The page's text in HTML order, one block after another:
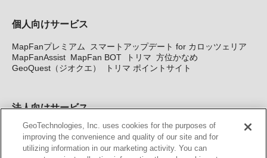
個人向けサービス
MapFanプレミアム
スマートアップデート for カロッツェリア
MapFanAssist MapFan BOT トリマ 方位かなめ
GeoQuest（ジオクエ）
トリマ ポイントサイト
法人向けサービス
法人向け地図・位置情報サービス WEBサイト・システム向け地
図API Windows PC向け地図開発キット MapFan DB 住所確認
サービス
MAP WORLD+ トリマ広告 Geo-Research
GeoTechnologies, Inc. uses cookies for the purposes of
improving the convenience and quality of our site and for
utilizing information in our marketing activity. You can